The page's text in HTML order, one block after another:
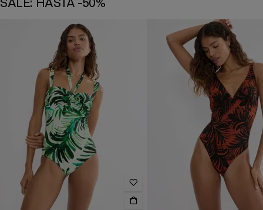
SALE: HASTA -50%